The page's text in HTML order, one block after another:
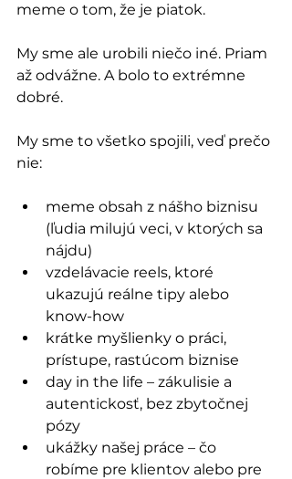
meme o tom, že je piatok.
My sme ale urobili niečo iné. Priam
až odvážne. A bolo to extrémne
dobré.
My sme to všetko spojili, veď prečo
nie:
meme obsah z nášho biznisu
(ľudia milujú veci, v ktorých sa
nájdu)
vzdelávacie reels, ktoré
ukazujú reálne tipy alebo
know-how
krátke myšlienky o práci,
prístupe, rastúcom biznise
day in the life – zákulisie a
autentickosť, bez zbytočnej
pózy
ukážky našej práce – čo
robíme pre klientov alebo pre